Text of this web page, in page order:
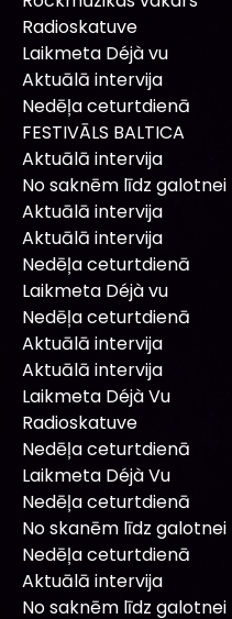
Radioskatuve
Laikmeta Déjà vu
Aktuālā intervija
Nedēļa ceturtdienā
FESTIVĀLS BALTICA
Aktuālā intervija
No saknēm līdz galotnei
Aktuālā intervija
Aktuālā intervija
Nedēļa ceturtdienā
Laikmeta Déjà vu
Nedēļa ceturtdienā
Aktuālā intervija
Aktuālā intervija
Laikmeta Déjà Vu
Radioskatuve
Nedēļa ceturtdienā
Laikmeta Déjà Vu
Nedēļa ceturtdienā
No skanēm līdz galotnei
Nedēļa ceturtdienā
Aktuālā intervija
No saknēm līdz galotnei